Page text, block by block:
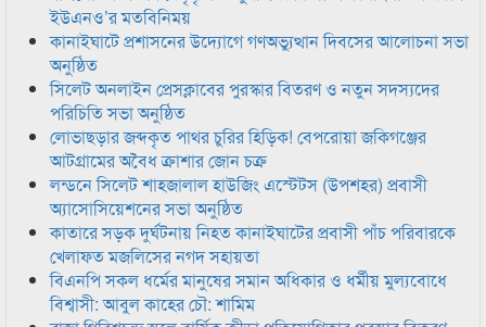
ইউএনও’র মতবিনিময়
কানাইঘাটে প্রশাসনের উদ্যোগে গণঅভ্যুত্থান দিবসের আলোচনা সভা
অনুষ্ঠিত
সিলেট অনলাইন প্রেসক্লাবের পুরস্কার বিতরণ ও নতুন সদস্যদের
পরিচিতি সভা অনুষ্ঠিত
লোভাছড়ার জব্দকৃত পাথর চুরির হিড়িক! বেপরোয়া জকিগঞ্জের
আটগ্রামের অবৈধ ক্রাশার জোন চক্র
লন্ডনে সিলেট শাহজালাল হাউজিং এস্টেটস (উপশহর) প্রবাসী
অ্যাসোসিয়েশনের সভা অনুষ্ঠিত
কাতারে সড়ক দুর্ঘটনায় নিহত কানাইঘাটের প্রবাসী পাঁচ পরিবারকে
খেলাফত মজলিসের নগদ সহায়তা
বিএনপি সকল ধর্মের মানুষের সমান অধিকার ও ধর্মীয় মুল্যবোধে
বিশ্বাসী: আবুল কাহের চৌ: শামিম